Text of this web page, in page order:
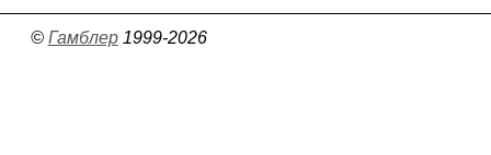
© Гамблер1999-2026